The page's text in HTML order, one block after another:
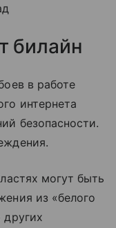
билайн
в работе
интернета
безопасности.
могут быть
из «белого
других